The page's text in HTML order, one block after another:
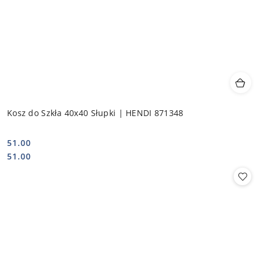
Kosz do Szkła 40x40 Słupki | HENDI 871348
Cena:
51.00
Cena:
51.00